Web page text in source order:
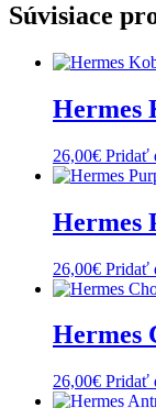
Súvisiace
Hermes
26,00€ Pridať
Hermes
26,00€ Pridať
Hermes
26,00€ Pridať